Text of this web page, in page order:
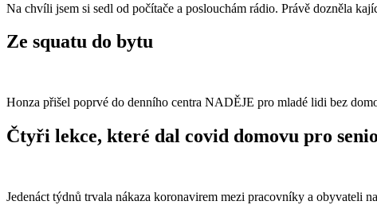
Na chvíli jsem si sedl od počítače a poslouchám rádio. Právě dozněla
Ze squatu do bytu
Honza přišel poprvé do denního centra NADĚJE pro mladé lidi bez
Čtyři lekce, které dal covid domovu pro
Jedenáct týdnů trvala nákaza koronavirem mezi pracovníky a obyvateli